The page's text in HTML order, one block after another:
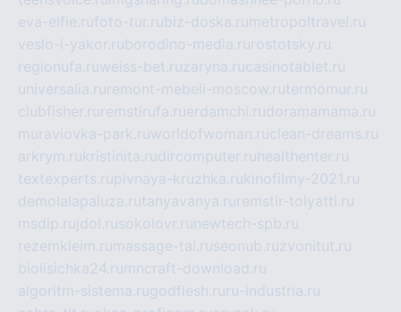
eva-elfie.rufoto-tur.rubiz-doska.ru metropoltravel.ru
veslo-i-yakor.ruborodino-media.ru rostotsky.ru
regionufa.ruweiss-bet.ruzaryna.rucasinotablet.ru
universalia.ru remont-mebeli-moscow.rutermomur.ru
clubfisher.ru remstirufa.ruerdamchi.rudoramamama.ru
muraviovka-park.ruworldofwoman.ruclean-dreams.ru
arkrym.rukristinita.rudircomputer.ru healthenter.ru
textexperts.rupivnaya-kruzhka.rukinofilmy-2021.ru
demolalapaluza.rutanyavanya.ru remstir-tolyatti.ru
msdip.ru jdol.rusokolovr.ru newtech-spb.ru
rezemkleim.ru massage-tai.ruseonub.ruzvonitut.ru
biolisichka24.ru mncraft-download.ru
algoritm-sistema.rugodflesh.ru ru-industria.ru